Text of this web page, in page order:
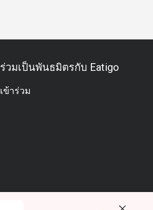
ร่วมเป็นพันธมิตรกับ Eatigo
เข้าร่วม